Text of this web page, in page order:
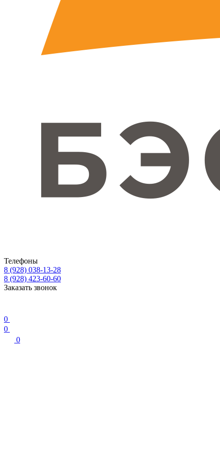
Телефоны
8 (928) 038-13-28
8 (928) 423-60-60
Заказать звонок
0
0
0